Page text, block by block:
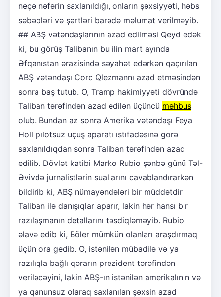
neçə nəfərin saxlanıldığı, onların şəxsiyyəti, həbs
səbəbləri və şərtləri barədə məlumat verilməyib.
## ABŞ vətəndaşlarının azad edilməsi Qeyd edək
ki, bu görüş Talibanın bu ilin mart ayında
Əfqanıstan ərazisində səyahət edərkən qaçırılan
ABŞ vətəndaşı Corc Qlezmannı azad etməsindən
sonra baş tutub. O, Tramp hakimiyyəti dövründə
Taliban tərəfindən azad edilən üçüncü məhbus
olub. Bundan az sonra Amerika vətəndaşı Feya
Holl pilotsuz uçuş aparatı istifadəsinə görə
saxlanıldıqdan sonra Taliban tərəfindən azad
edilib. Dövlət katibi Marko Rubio şənbə günü Təl-
Əvivdə jurnalistlərin suallarını cavablandırarkən
bildirib ki, ABŞ nümayəndələri bir müddətdir
Taliban ilə danışıqlar aparır, lakin hər hansı bir
razılaşmanın detallarını təsdiqləməyib. Rubio
əlavə edib ki, Böler mümkün olanları araşdırmaq
üçün ora gedib. O, istənilən mübadilə və ya
razılıqla bağlı qərarın prezident tərəfindən
veriləcəyini, lakin ABŞ-ın istənilən amerikalının və
ya qanunsuz olaraq saxlanılan şəxsin azad